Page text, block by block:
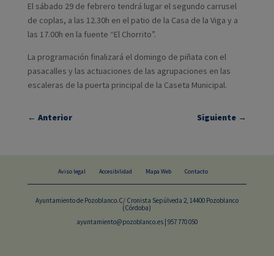
El sábado 29 de febrero tendrá lugar el segundo carrusel
de coplas, a las 12.30h en el patio de la Casa de la Viga y a
las 17.00h en la fuente “El Chorrito”.
La programación finalizará el domingo de piñata con el
pasacalles y las actuaciones de las agrupaciones en las
escaleras de la puerta principal de la Caseta Municipal.
← Anterior Siguiente →
Aviso legal Accesibilidad Mapa Web Contacto
Ayuntamiento de Pozoblanco.C/ Cronista Sepúlveda 2, 14400 Pozoblanco
(Córdoba)
ayuntamiento@pozoblanco.es | 957 770 050